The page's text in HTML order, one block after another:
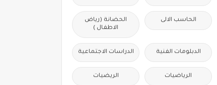
الحاسب الالى
الحضانة (رياض
الاطفال )
الدبلومات الفنية الدراسات الاجتماعية
الرياضيات الريضيات